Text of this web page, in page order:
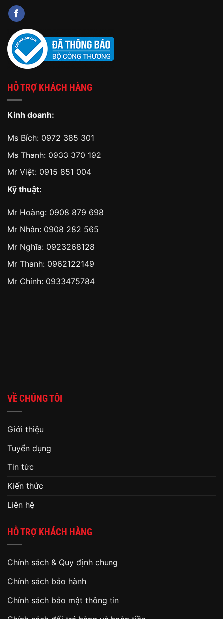
HỖ TRỢ KHÁCH HÀNG
Kinh doanh:
Ms Bích: 0972 385 301
Ms Thanh: 0933 370 192
Mr Việt: 0915 851 004
Kỹ thuật:
Mr Hoàng: 0908 879 698
Mr Nhân: 0908 282 565
Mr Nghĩa: 0923268128
Mr Thanh: 0962122149
Mr Chính: 0933475784
VỀ CHÚNG TÔI
Giới thiệu
Tuyển dụng
Tin tức
Kiến thức
Liên hệ
HỖ TRỢ KHÁCH HÀNG
Chính sách & Quy định chung
Chính sách bảo hành
Chính sách bảo mật thông tin